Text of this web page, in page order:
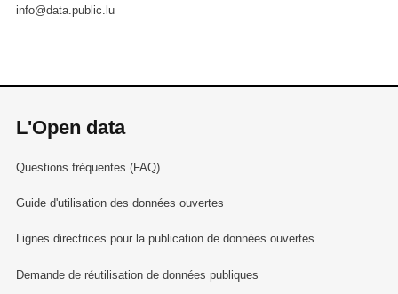
info@data.public.lu
L'Open data
Questions fréquentes (FAQ)
Guide d'utilisation des données ouvertes
Lignes directrices pour la publication de données ouvertes
Demande de réutilisation de données publiques